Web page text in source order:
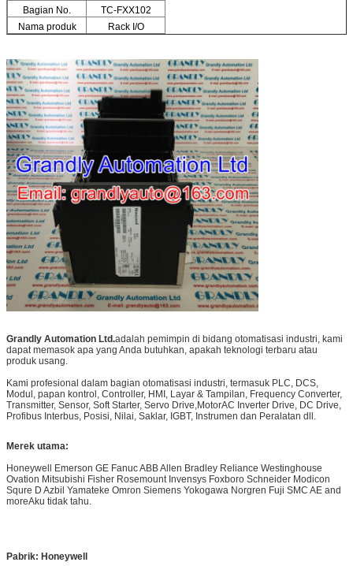
Bagian No.
TC-FXX102
Nama produk
Rack I/O
Grandly Automation Ltd.adalah pemimpin di bidang otomatisasi industri, kami
dapat memasok apa yang Anda butuhkan, apakah teknologi terbaru atau
produk usang.
Kami profesional dalam bagian otomatisasi industri, termasuk PLC, DCS,
Modul, papan kontrol, Controller, HMI, Layar & Tampilan, Frequency Converter,
Transmitter, Sensor, Soft Starter, Servo Drive,MotorAC Inverter Drive, DC Drive,
Profibus Interbus, Posisi, Nilai, Saklar, IGBT, Instrumen dan Peralatan dll.
Merek utama:
Honeywell Emerson GE Fanuc ABB Allen Bradley Reliance Westinghouse
Ovation Mitsubishi Fisher Rosemount Invensys Foxboro Schneider Modicon
Squre D Azbil Yamateke Omron Siemens Yokogawa Norgren Fuji SMC AE and
moreAku tidak tahu.
Pabrik: Honeywell